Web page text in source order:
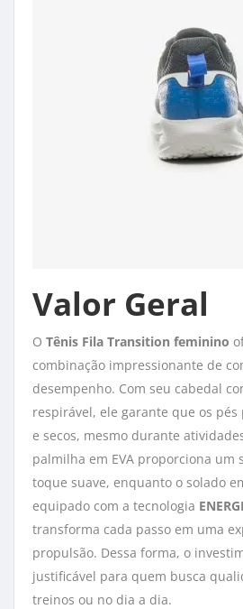
Valor Geral
O Tênis Fila Transition feminino
combinação impressionante de
desempenho. Com seu cabedal
respirável, ele garante que os pés
e secos, mesmo durante
palmilha em EVA proporciona um
toque suave, enquanto o solado
equipado com a tecnologia
transforma cada passo em uma
propulsão. Dessa forma, o
justificável para quem busca
treinos ou no dia a dia.